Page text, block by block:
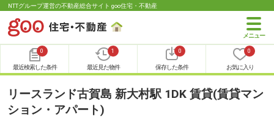
NTTグループ運営の不動産総合サイト goo住宅・不動産
0
最近検索した条件
1
最近見た物件
0
保存した条件
0
お気に入り
リースランド古賀島 新大村駅 1DK 賃貸(賃貸マン
ション・アパート)